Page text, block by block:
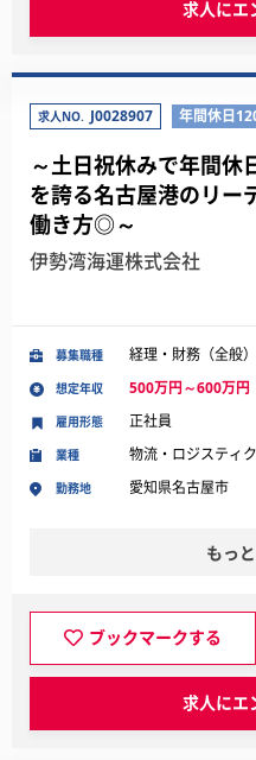
求人にエ
求人NO. J0028907 年間休日
～土日祝休みで年間休
を誇る名古屋港のリー
働き方◎～
伊勢湾海運株式会社
募集職種 経理・財務（全般）
想定年収 500万円～600万円
業種 物流・ロジスティ
勤務地 愛知県名古屋市
雇用形態 正社員
もっ
ブックマークする
求人にエ